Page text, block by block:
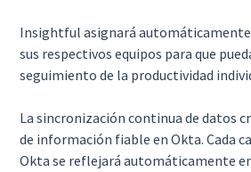
Insightful asignará automáticamente
sus respectivos equipos para que
seguimiento de la productividad
La sincronización continua de datos
de información fiable en Okta. Cada
Okta se reflejará automáticamente